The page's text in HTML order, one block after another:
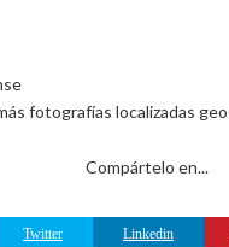
fotografías localizadas
Compártelo en...
Twitter Linkedin